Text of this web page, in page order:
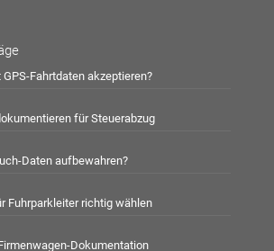
Fahrtdaten akzeptieren?
für Steuerabzug
Daten aufbewahren?
Fuhrparkleiter richtig wählen
Dokumentation